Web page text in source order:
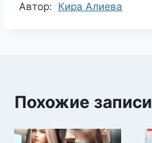
Метки
Автор: Кира Алиева
Похожие записи